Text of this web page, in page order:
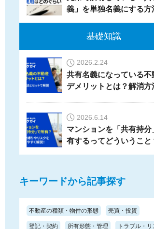
義」を単独名義にする方
は？費用はどのくらいか
基礎知識
2026.2.24
共有名義になっている不
デメリットとは？解消方
2026.6.14
マンションを「共有持分
有するってどういうこと
な縛りやリスクをわかり
キーワードから記事探す
不動産の種類・物件の形態 売買・投資
登記・契約 所有形態・管理 トラブル・リ